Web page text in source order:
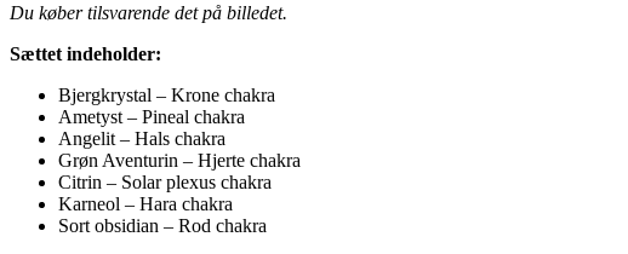
Du køber tilsvarende det på billedet.
Sættet indeholder:
Bjergkrystal – Krone chakra
Ametyst – Pineal chakra
Angelit – Hals chakra
Grøn Aventurin – Hjerte chakra
Citrin – Solar plexus chakra
Karneol – Hara chakra
Sort obsidian – Rod chakra